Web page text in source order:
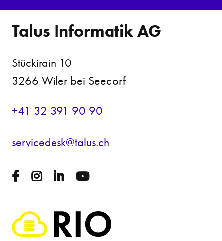
Talus Informatik AG
Stückirain 10
3266 Wiler bei Seedorf
+41 32 391 90 90
s rv c d sk t l s ch